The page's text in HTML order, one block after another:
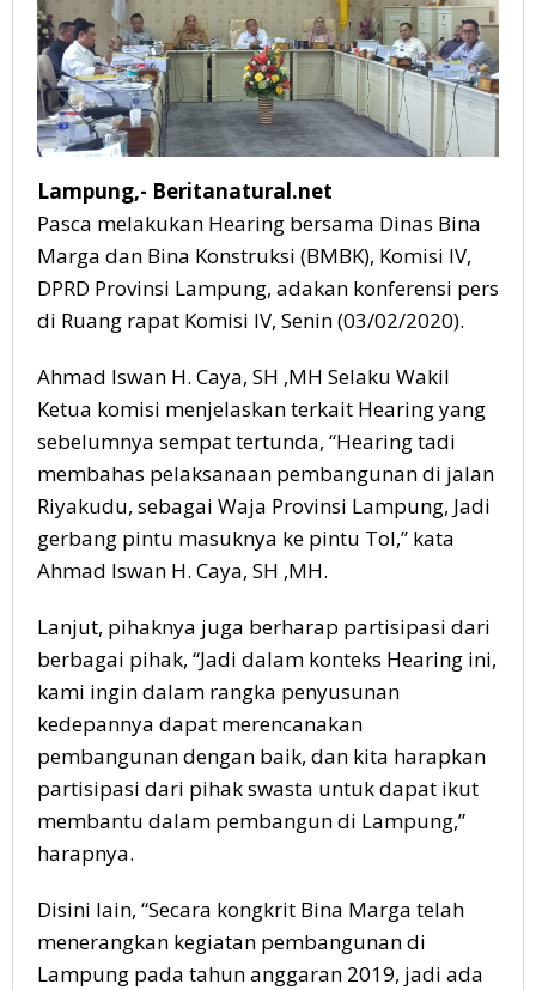
Lampung,- Beritanatural.net
Pasca melakukan Hearing bersama Dinas Bina
Marga dan Bina Konstruksi (BMBK), Komisi IV,
DPRD Provinsi Lampung, adakan konferensi pers
di Ruang rapat Komisi IV, Senin (03/02/2020).
Ahmad Iswan H. Caya, SH ,MH Selaku Wakil
Ketua komisi menjelaskan terkait Hearing yang
sebelumnya sempat tertunda, “Hearing tadi
membahas pelaksanaan pembangunan di jalan
Riyakudu, sebagai Waja Provinsi Lampung, Jadi
gerbang pintu masuknya ke pintu Tol,” kata
Ahmad Iswan H. Caya, SH ,MH.
Lanjut, pihaknya juga berharap partisipasi dari
berbagai pihak, “Jadi dalam konteks Hearing ini,
kami ingin dalam rangka penyusunan
kedepannya dapat merencanakan
pembangunan dengan baik, dan kita harapkan
partisipasi dari pihak swasta untuk dapat ikut
membantu dalam pembangun di Lampung,”
harapnya.
Disini lain, “Secara kongkrit Bina Marga telah
menerangkan kegiatan pembangunan di
Lampung pada tahun anggaran 2019, jadi ada